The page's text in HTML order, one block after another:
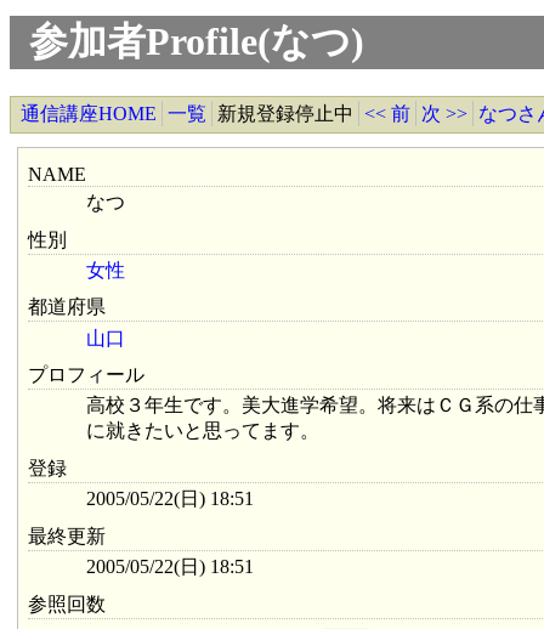
参加者Profile(なつ)
通信講座HOME 一覧 新規登録停止中 << 前 次 >> なつさ
NAME
なつ
性別
女性
都道府県
山口
プロフィール
高校３年生です。美大進学希望。将来はＣＧ系の仕
に就きたいと思ってます。
登録
2005/05/22(日) 18:51
最終更新
2005/05/22(日) 18:51
参照回数